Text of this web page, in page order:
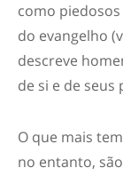
como
do evangelho
descreve
de si e de seus
O que mais
no entanto,